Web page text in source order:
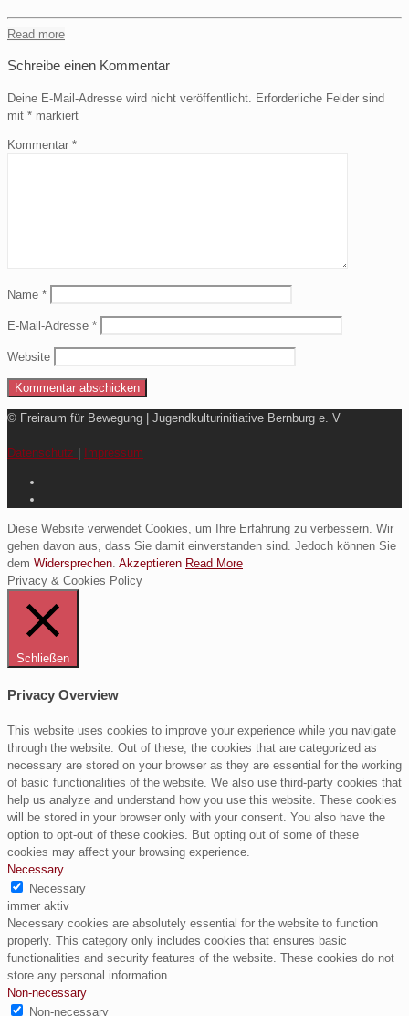
Read more
Schreibe einen Kommentar
Deine E-Mail-Adresse wird nicht veröffentlicht.
Erforderliche Felder sind
mit * markiert
Kommentar *
Name *
E-Mail-Adresse *
Website
© Freiraum für Bewegung | Jugendkulturinitiative Bernburg e. V
Datenschutz Impressum
Diese Website verwendet Cookies, um Ihre Erfahrung zu verbessern. Wir
gehen davon aus, dass Sie damit einverstanden sind. Jedoch können Sie
dem Widersprechen Akzeptieren Read More
Privacy & Cookies Policy
Schließen
Privacy Overview
This website uses cookies to improve your experience while you navigate
through the website. Out of these, the cookies that are categorized as
necessary are stored on your browser as they are essential for the working
of basic functionalities of the website. We also use third-party cookies that
help us analyze and understand how you use this website. These cookies
will be stored in your browser only with your consent. You also have the
option to opt-out of these cookies. But opting out of some of these
cookies may affect your browsing experience.
Necessary
Necessary
immer aktiv
Necessary cookies are absolutely essential for the website to function
properly. This category only includes cookies that ensures basic
functionalities and security features of the website. These cookies do not
store any personal information.
Non-necessary
Non-necessary